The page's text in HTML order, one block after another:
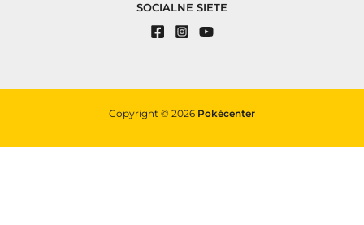
SOCIALNE SIETE
Copyright © 2026 Pokécenter